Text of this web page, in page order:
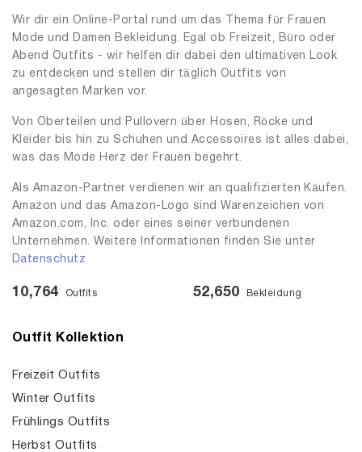
Wir dir ein Online-Portal rund um das Thema für Frauen
Mode und Damen Bekleidung. Egal ob Freizeit, Büro oder
Abend Outfits - wir helfen dir dabei den ultimativen Look
zu entdecken und stellen dir täglich Outfits von
angesagten Marken vor.
Von Oberteilen und Pullovern über Hosen, Röcke und
Kleider bis hin zu Schuhen und Accessoires ist alles dabei,
was das Mode Herz der Frauen begehrt.
Als Amazon-Partner verdienen wir an qualifizierten Käufen.
Amazon und das Amazon-Logo sind Warenzeichen von
Amazon.com, Inc. oder eines seiner verbundenen
Unternehmen. Weitere Informationen finden Sie unter
Datenschutz
10,764 Outfits 52,650 Bekleidung
Outfit Kollektion
Freizeit Outfits
Winter Outfits
Frühlings Outfits
Herbst Outfits